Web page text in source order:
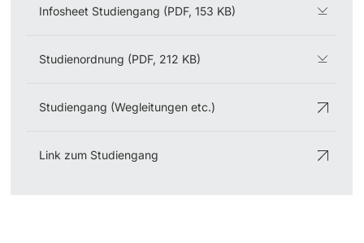
Infosheet Studiengang (PDF, 153 KB)
Studienordnung (PDF, 212 KB)
Studiengang (Wegleitungen etc.)
Link zum Studiengang